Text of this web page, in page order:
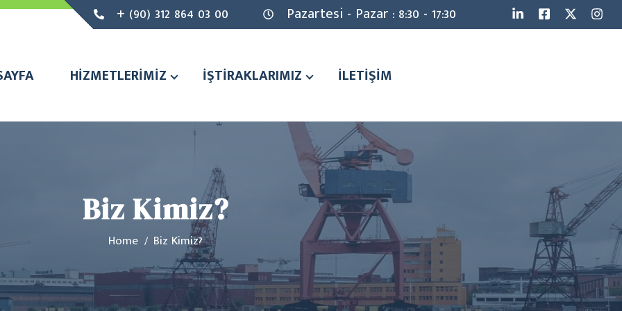
+ (90) 312 864 03 00 Pazartesi - Pazar : 8:30 - 17:30
HİZMETLERİMİZ İŞTİRAKLARIMIZ İLETİŞİM
Biz Kimiz?
Home Biz Kimiz?